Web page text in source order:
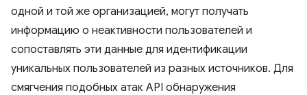
одной и той же организацией, могут получать
информацию о неактивности пользователей и
сопоставлять эти данные для идентификации
уникальных пользователей из разных источников. Для
смягчения подобных атак API обнаружения